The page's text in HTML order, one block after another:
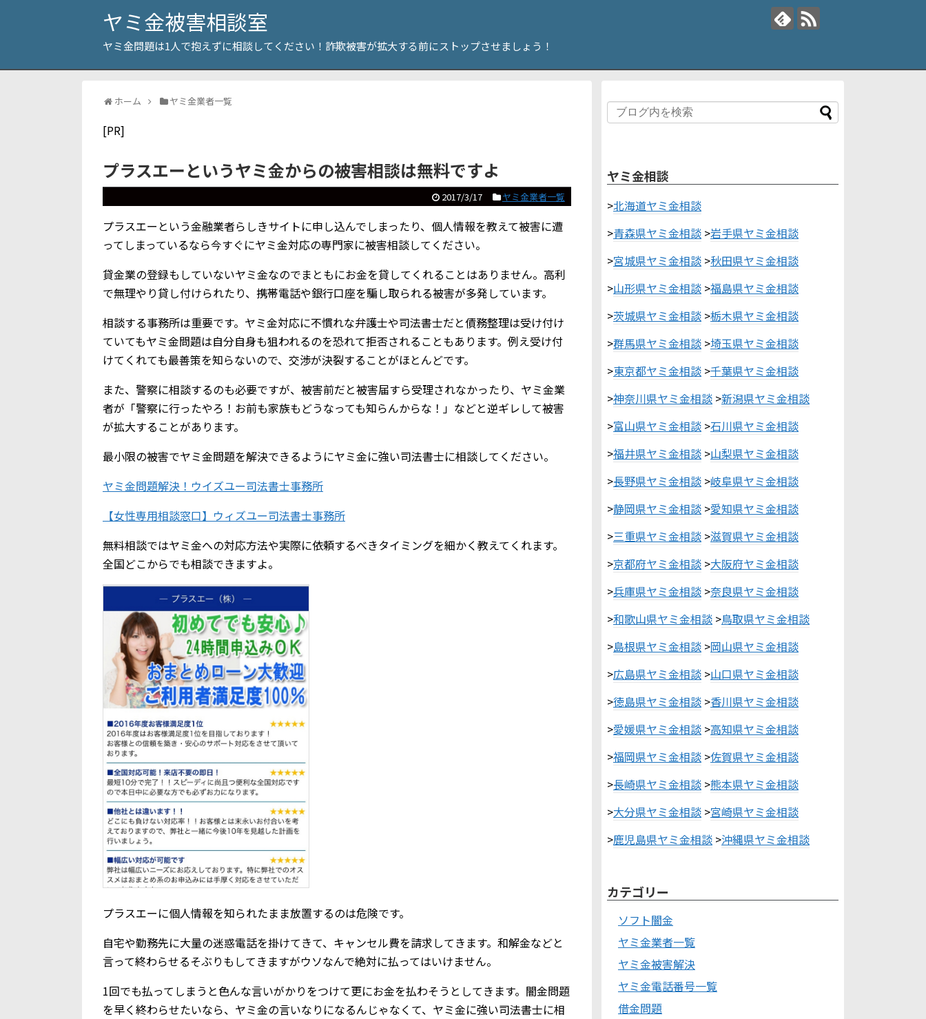
ヤミ金被害相談室
ヤミ金問題は1人で抱えずに相談してください！詐欺被害が拡大する前にストップさせましょう！
ホーム ヤミ金業者一覧
[PR]
プラスエーというヤミ金からの被害相談は無料ですよ
2017/3/17 ヤミ金業者一覧
プラスエーという金融業者らしきサイトに申し込んでしまったり、個人情報を教えて被害に遭
ってしまっているなら今すぐにヤミ金対応の専門家に被害相談してください。
貸金業の登録もしていないヤミ金なのでまともにお金を貸してくれることはありません。高利
で無理やり貸し付けられたり、携帯電話や銀行口座を騙し取られる被害が多発しています。
相談する事務所は重要です。ヤミ金対応に不慣れな弁護士や司法書士だと債務整理は受け付け
ていてもヤミ金問題は自分自身も狙われるのを恐れて拒否されることもあります。例え受け付
けてくれても最善策を知らないので、交渉が決裂することがほとんどです。
また、警察に相談するのも必要ですが、被害前だと被害届すら受理されなかったり、ヤミ金業
者が「警察に行ったやろ！お前も家族もどうなっても知らんからな！」などと逆ギレして被害
が拡大することがあります。
最小限の被害でヤミ金問題を解決できるようにヤミ金に強い司法書士に相談してください。
ヤミ金問題解決！ウイズユー司法書士事務所
【女性専用相談窓口】ウィズユー司法書士事務所
無料相談ではヤミ金への対応方法や実際に依頼するべきタイミングを細かく教えてくれます。
全国どこからでも相談できますよ。
プラスエーに個人情報を知られたまま放置するのは危険です。
自宅や勤務先に大量の迷惑電話を掛けてきて、キャンセル費を請求してきます。和解金などと
言って終わらせるそぶりもしてきますがウソなんで絶対に払ってはいけません。
1回でも払ってしまうと色んな言いがかりをつけて更にお金を払わそうとしてきます。闇金問題
を早く終わらせたいなら、ヤミ金の言いなりになるんじゃなくて、ヤミ金に強い司法書士に相
ヤミ金相談
>北海道ヤミ金相談
>青森県ヤミ金相談 >岩手県ヤミ金相談
>宮城県ヤミ金相談 >秋田県ヤミ金相談
>山形県ヤミ金相談 >福島県ヤミ金相談
>茨城県ヤミ金相談 >栃木県ヤミ金相談
>群馬県ヤミ金相談 >埼玉県ヤミ金相談
>東京都ヤミ金相談 >千葉県ヤミ金相談
>神奈川県ヤミ金相談 >新潟県ヤミ金相談
>富山県ヤミ金相談 >石川県ヤミ金相談
>福井県ヤミ金相談 >山梨県ヤミ金相談
>長野県ヤミ金相談 >岐阜県ヤミ金相談
>静岡県ヤミ金相談 >愛知県ヤミ金相談
>三重県ヤミ金相談 >滋賀県ヤミ金相談
>京都府ヤミ金相談 >大阪府ヤミ金相談
>兵庫県ヤミ金相談 >奈良県ヤミ金相談
>和歌山県ヤミ金相談 >鳥取県ヤミ金相談
>島根県ヤミ金相談 >岡山県ヤミ金相談
>広島県ヤミ金相談 >山口県ヤミ金相談
>徳島県ヤミ金相談 >香川県ヤミ金相談
>愛媛県ヤミ金相談 >高知県ヤミ金相談
>福岡県ヤミ金相談 >佐賀県ヤミ金相談
>長崎県ヤミ金相談 >熊本県ヤミ金相談
>大分県ヤミ金相談 >宮崎県ヤミ金相談
>鹿児島県ヤミ金相談 >沖縄県ヤミ金相談
カテゴリー
ソフト闇金
ヤミ金業者一覧
ヤミ金被害解決
ヤミ金電話番号一覧
借金問題